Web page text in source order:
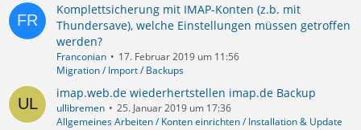
Komplettsicherung mit IMAP-Konten (z.b. mit
Thundersave), welche Einstellungen müssen getroffen
werden?
Franconian
17. Februar 2019 um 11:56
Migration / Import / Backups
imap.web.de wiederhertstellen imap.de Backup
ullibremen
25. Januar 2019 um 17:36
Allgemeines Arbeiten / Konten einrichten / Installation & Update